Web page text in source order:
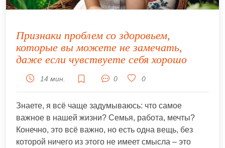
Признаки проблем со здоровьем,
которые вы можете не замечать,
даже если чувствуете себя хорошо
14 мин. 0 0
Знаете, я всё чаще задумываюсь: что самое
важное в нашей жизни? Семья, работа, мечты?
Конечно, это всё важно, но есть одна вещь, без
которой ничего из этого не имеет смысла – это